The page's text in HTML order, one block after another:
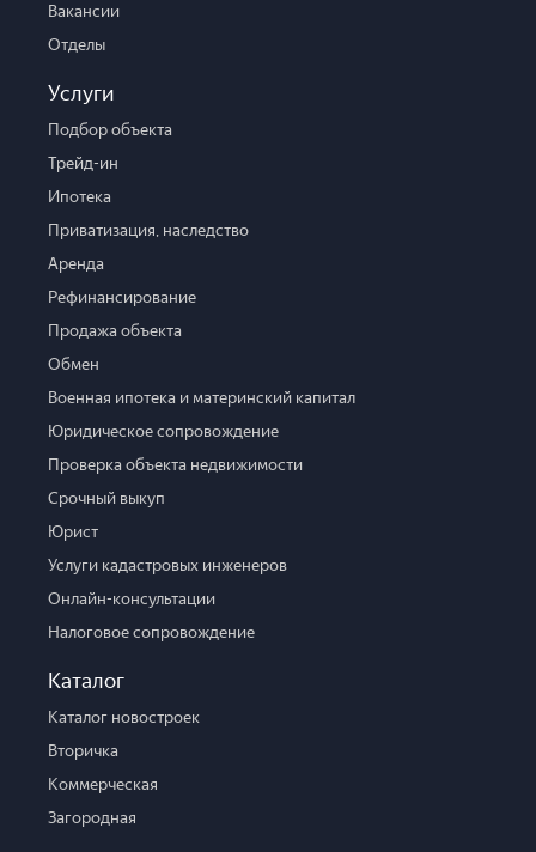
Вакансии
Отделы
Услуги
Подбор объекта
Трейд-ин
Ипотека
Приватизация, наследство
Аренда
Рефинансирование
Продажа объекта
Обмен
Военная ипотека и материнский капитал
Юридическое сопровождение
Проверка объекта недвижимости
Срочный выкуп
Юрист
Услуги кадастровых инженеров
Онлайн-консультации
Налоговое сопровождение
Каталог
Каталог новостроек
Вторичка
Коммерческая
Загородная